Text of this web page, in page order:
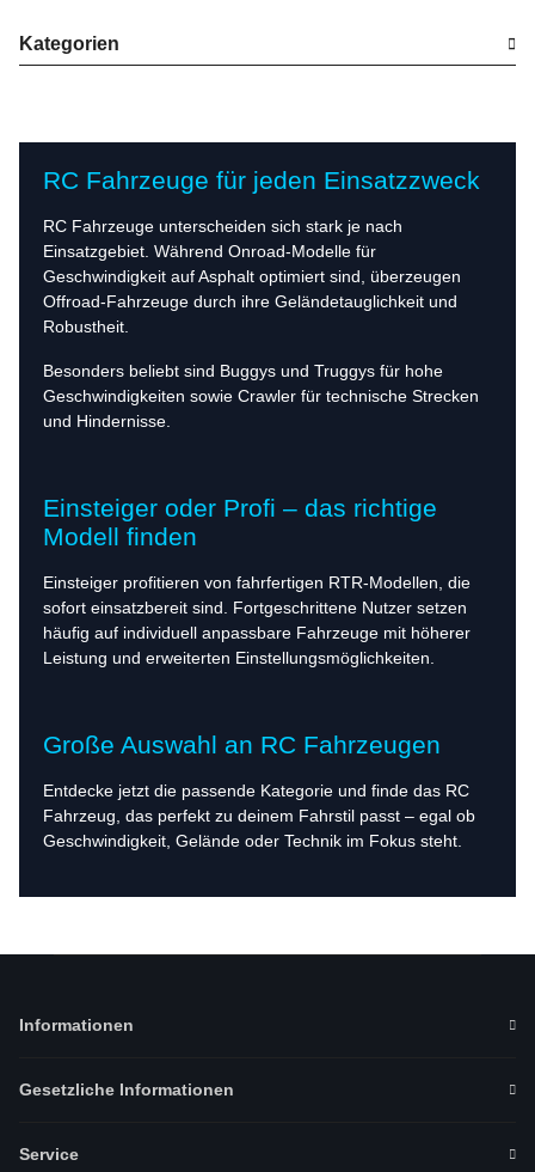
Kategorien
RC Fahrzeuge für jeden Einsatzzweck
RC Fahrzeuge unterscheiden sich stark je nach
Einsatzgebiet. Während Onroad-Modelle für
Geschwindigkeit auf Asphalt optimiert sind, überzeugen
Offroad-Fahrzeuge durch ihre Geländetauglichkeit und
Robustheit.
Besonders beliebt sind Buggys und Truggys für hohe
Geschwindigkeiten sowie Crawler für technische Strecken
und Hindernisse.
Einsteiger oder Profi – das richtige
Modell finden
Einsteiger profitieren von fahrfertigen RTR-Modellen, die
sofort einsatzbereit sind. Fortgeschrittene Nutzer setzen
häufig auf individuell anpassbare Fahrzeuge mit höherer
Leistung und erweiterten Einstellungsmöglichkeiten.
Große Auswahl an RC Fahrzeugen
Entdecke jetzt die passende Kategorie und finde das RC
Fahrzeug, das perfekt zu deinem Fahrstil passt – egal ob
Geschwindigkeit, Gelände oder Technik im Fokus steht.
Informationen
Gesetzliche Informationen
Service